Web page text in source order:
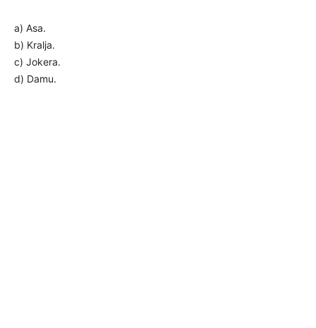
a) Asa.
b) Kralja.
c) Jokera.
d) Damu.